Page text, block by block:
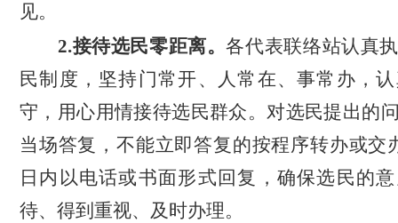
见。
2.接待选民零距离。各代表联络站认真
民制度，坚持门常开、人常在、事常办，
守，用心用情接待选民群众。对选民提出的
当场答复，不能立即答复的按程序转办或交
日内以电话或书面形式回复 ， 确保选民的
待、得到重视、及时办理。